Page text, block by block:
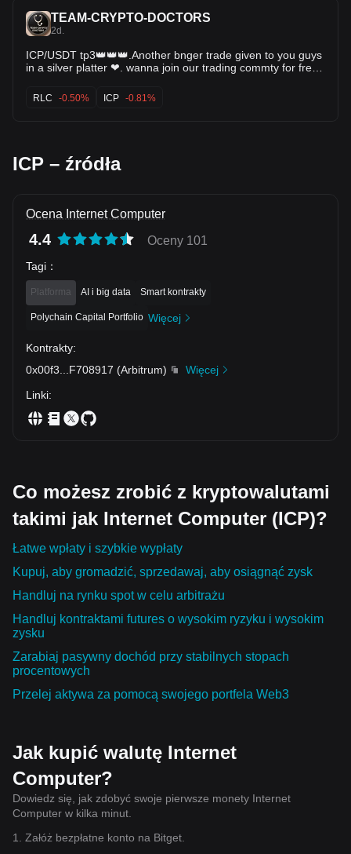
Consolidation near support usually leads to the next leg up!
TEAM-CRYPTO-DOCTORS
2d.
ICP/USDT tp3👑👑👑.Another bnger trade given to you guys
in a silver platter ❤. wanna join our trading commty for free
RLC -0.50% ICP -0.81%
ICP – źródła
Ocena Internet Computer
4.4 Oceny 101
Tagi ：
Platforma AI i big data Smart kontrakty
Polychain Capital Portfolio Więcej
Kontrakty:
0x00f3
F708917 (Arbitrum)
Więcej
Linki:
Co możesz zrobić z kryptowalutami
takimi jak Internet Computer (ICP)?
Łatwe wpłaty i szybkie wypłaty
Kupuj, aby gromadzić, sprzedawaj, aby osiągnąć zysk
Handluj na rynku spot w celu arbitrażu
Handluj kontraktami futures o wysokim ryzyku i wysokim
zysku
Zarabiaj pasywny dochód przy stabilnych stopach
procentowych
Przelej aktywa za pomocą swojego portfela Web3
Jak kupić walutę Internet
Computer?
Dowiedz się, jak zdobyć swoje pierwsze monety Internet
Computer w kilka minut.
1. Załóż bezpłatne konto na Bitget.